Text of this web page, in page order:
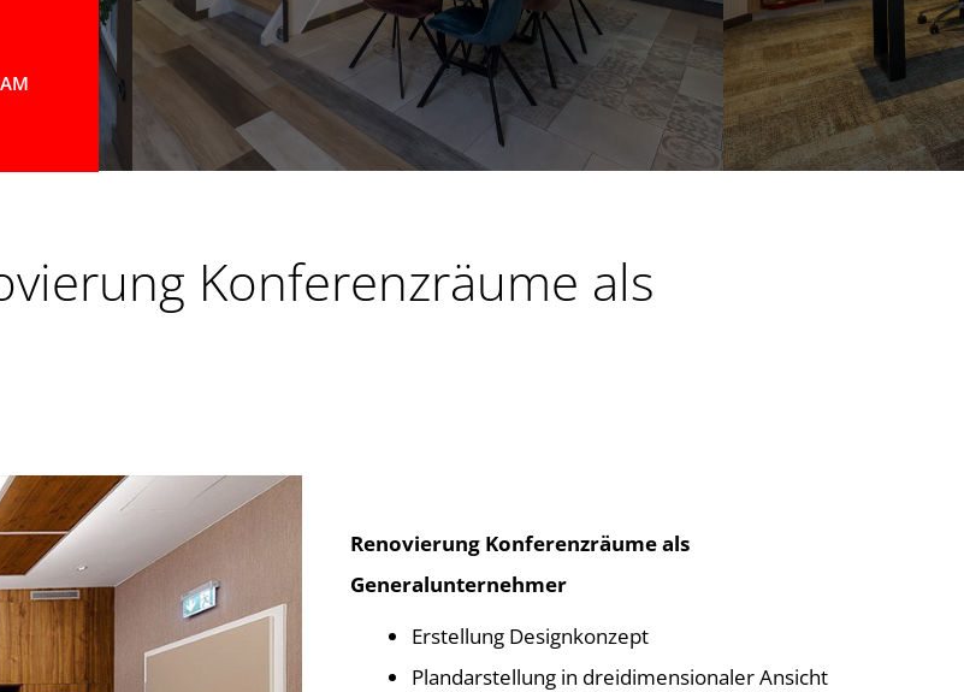
Konferenzräume als
Renovierung Konferenzräume als
Generalunternehmer
Erstellung Designkonzept
Plandarstellung in dreidimensionaler Ansicht